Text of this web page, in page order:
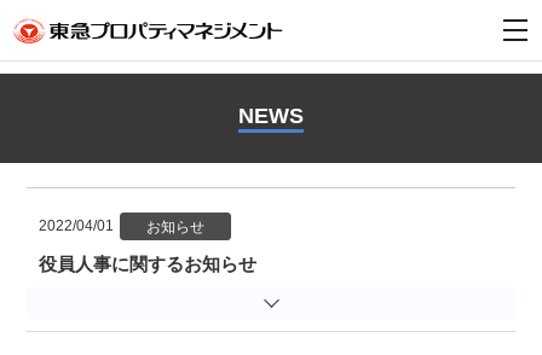
t
o
g
g
i
NEWS
2022/04/01
役員人事に関するお知らせ